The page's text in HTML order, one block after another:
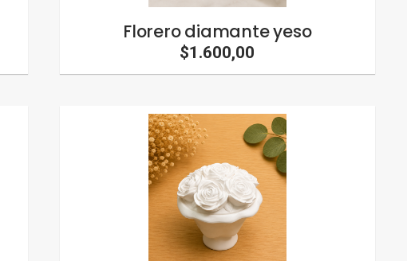
Florero diamante yeso
$1.600,00